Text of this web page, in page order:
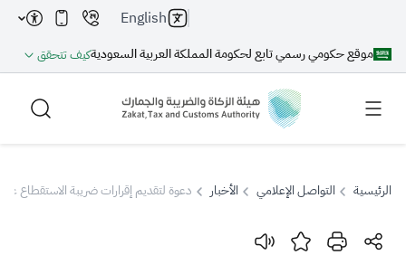
موقع حكومي رسمي تابع لحكومة المملكة العربية السعوديةكيف تتحقق
English
بحث
الرئيسية التواصل الإعلامي الأخبار دعوة لتقديم إقرارات ضريبة الاستقطاع